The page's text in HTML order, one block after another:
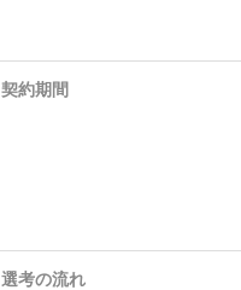
契約期間
選考の流れ